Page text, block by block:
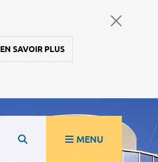
EN SAVOIR PLUS
MENU